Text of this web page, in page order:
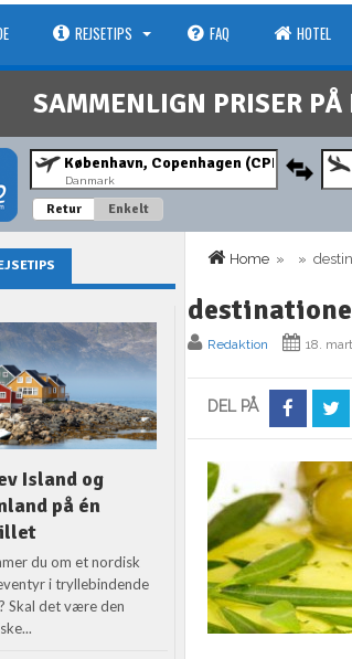
REJSETIPS FAQ HOTEL
SAMMENLIGN PRISER PÅ
Danmark
Retur Enkelt
Home » »
Redaktion 18.
DEL PÅ
Island og
på én
du om et nordisk
i tryllebindende
Skal det være den